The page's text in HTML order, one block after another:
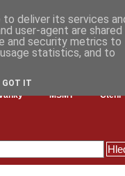
MŠMT Čtení
deliver its services
user-agent are shared
and security metrics to
statistics, and to
GOT IT